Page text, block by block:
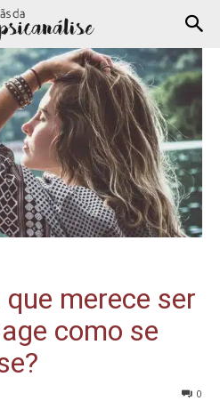
merece ser
como se
0